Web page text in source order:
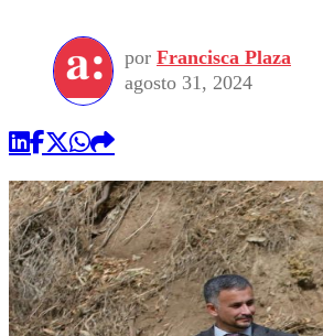
por Francisca Plaza
agosto 31, 2024